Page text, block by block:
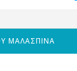
ΜΑΛΑΣΠΙΝΑ